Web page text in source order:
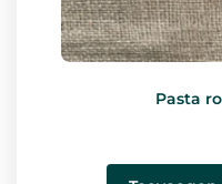
Pasta